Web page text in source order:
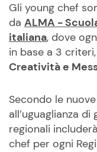
Gli young chef
da ALMA -
italiana, dove
in base a 3
Creatività e
Secondo le
all’uguaglianza
regionali
chef per ogni